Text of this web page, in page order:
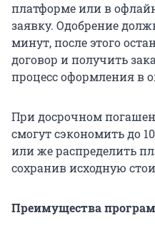
платформе или в
заявку. Одобрение
минут, после этого
договор и получить
процесс оформления в
При досрочном
смогут сэкономить до
или же распределить
сохранив исходную
Преимущества